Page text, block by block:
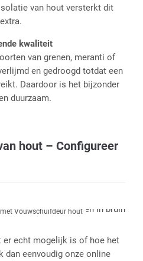
van hout versterkt dit
extra.
kwaliteit
van grenen, meranti of
en gedroogd totdat een
Daardoor is het bijzonder
duurzaam.
hout – Configureer
Vouwschuifdeur hout
er echt mogelijk is of hoe het
dan eenvoudig onze online